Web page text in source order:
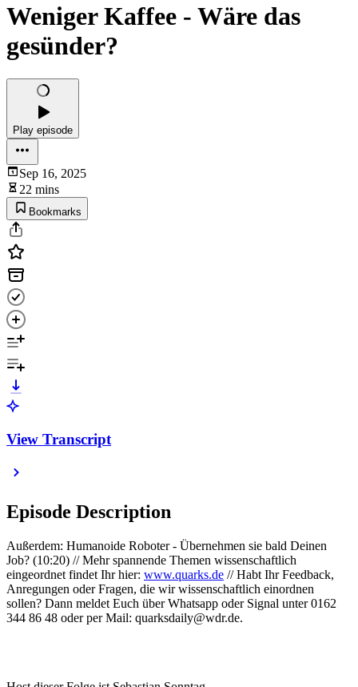
Weniger Kaffee - Wäre das
gesünder?
Play episode
Sep 16, 2025
22 mins
Bookmarks
View Transcript
Episode Description
Außerdem: Humanoide Roboter - Übernehmen sie bald Deinen
Job? (10:20) // Mehr spannende Themen wissenschaftlich
eingeordnet findet Ihr hier: www.quarks.de // Habt Ihr Feedback,
Anregungen oder Fragen, die wir wissenschaftlich einordnen
sollen? Dann meldet Euch über Whatsapp oder Signal unter 0162
344 86 48 oder per Mail: quarksdaily@wdr.de.